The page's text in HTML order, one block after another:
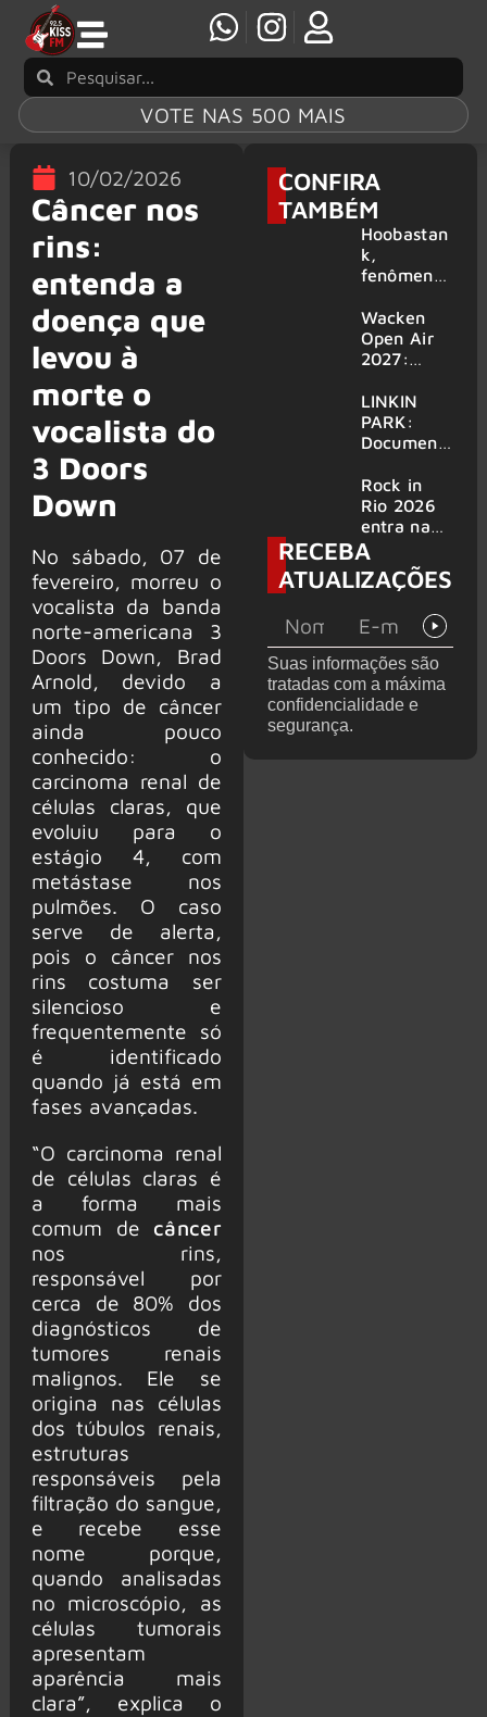
VOTE NAS 500 MAIS
10/02/2026
Câncer nos
rins:
entenda a
doença que
levou à
morte o
vocalista do
3 Doors
Down
No sábado, 07 de
fevereiro, morreu o
vocalista da banda
norte-americana 3
Doors Down, Brad
Arnold, devido a
um tipo de câncer
ainda pouco
conhecido: o
carcinoma renal de
células claras, que
evoluiu para o
estágio 4, com
metástase nos
pulmões. O caso
serve de alerta,
pois o câncer nos
rins costuma ser
silencioso e
frequentemente só
é identificado
quando já está em
fases avançadas.
“O carcinoma renal
de células claras é
a forma mais
comum de câncer
nos rins,
responsável por
cerca de 80% dos
diagnósticos de
tumores renais
malignos. Ele se
origina nas células
dos túbulos renais,
estruturas
responsáveis pela
filtração do sangue,
e recebe esse
nome porque,
quando analisadas
no microscópio, as
células tumorais
apresentam
aparência mais
clara”, explica o
CONFIRA
TAMBÉM
Hoobastan
k,
fenômeno
rock anos
2000,
volta ao
6 shows
Wacken
Open Air
2027:
amplia
line-up e
já
mais de 50
bandas
LINKIN
PARK:
Document
‘Unshatter’
e álbum ao
vivo são
anunciados
Rock in
Rio 2026
entra na
reta final
com
Cidade do
montagem
acelerada
e line-up
completo
confirmad
RECEBA
ATUALIZAÇÕES
Suas informações são
tratadas com a máxima
confidencialidade e
segurança.